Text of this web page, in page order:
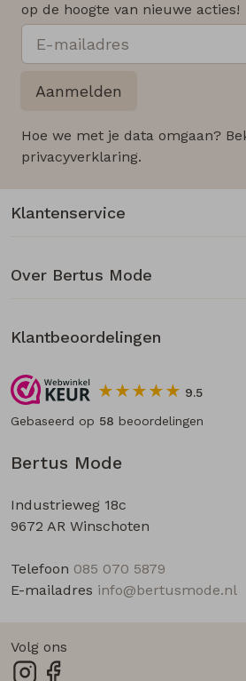
op de hoogte van nieuwe acties!
Aanmelden
Hoe we met je data omgaan?
privacyverklaring.
Bertus Mode
Industrieweg 18c
9672 AR Winschoten
Telefoon 085 070 5879
E-mailadres info@bertusmode.nl
Klantenservice
Over Bertus Mode
Klantbeoordelingen
9.5
Gebaseerd op 58 beoordelingen
Volg ons